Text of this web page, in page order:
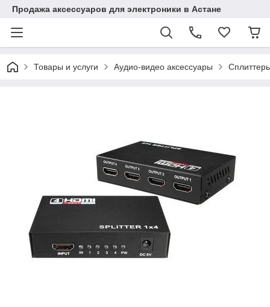
Продажа аксессуаров для электроники в Астане
Товары и услуги Аудио-видео аксессуары